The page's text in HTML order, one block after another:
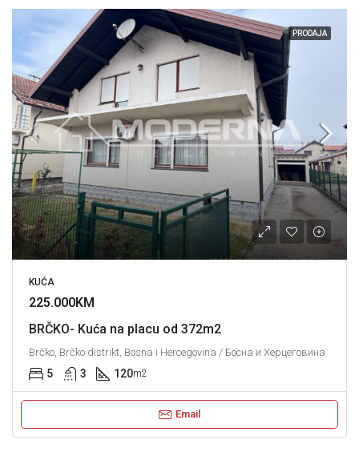
PRODAJA
KUĆA
225.000KM
BRČKO- Kuća na placu od 372m2
Brčko, Brčko distrikt, Bosna i Hercegovina / Босна и Херцеговина
5 3 120m2
Email